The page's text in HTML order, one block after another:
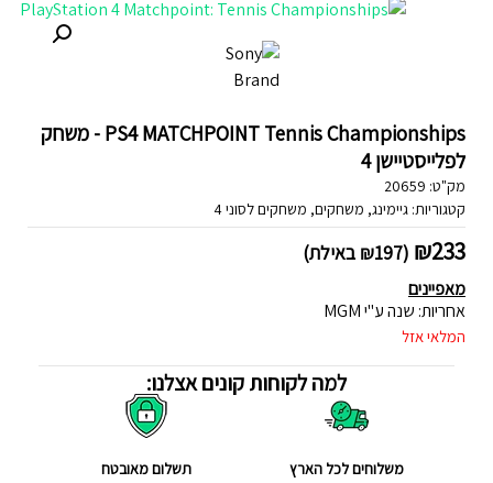
PS4 MATCHPOINT Tennis Championships - משחק
לפלייסטיישן 4
מק"ט: 20659
קטגוריות: גיימינג, משחקים, משחקים לסוני 4
₪233
(
₪197 באילת)
מאפיינים
אחריות: שנה ע"י MGM
המלאי אזל
למה לקוחות קונים אצלנו:
משלוחים לכל הארץ תשלום מאובטח